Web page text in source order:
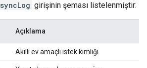
syncLog girişinin şeması listelenmiştir:
Açıklama
Akıllı ev amaçlı istek kimliği.